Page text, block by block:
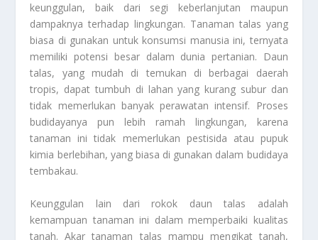
keunggulan, baik dari segi keberlanjutan maupun
dampaknya terhadap lingkungan. Tanaman talas yang
biasa di gunakan untuk konsumsi manusia ini, ternyata
memiliki potensi besar dalam dunia pertanian. Daun
talas, yang mudah di temukan di berbagai daerah
tropis, dapat tumbuh di lahan yang kurang subur dan
tidak memerlukan banyak perawatan intensif. Proses
budidayanya pun lebih ramah lingkungan, karena
tanaman ini tidak memerlukan pestisida atau pupuk
kimia berlebihan, yang biasa di gunakan dalam budidaya
tembakau.
Keunggulan lain dari rokok daun talas adalah
kemampuan tanaman ini dalam memperbaiki kualitas
tanah. Akar tanaman talas mampu mengikat tanah,